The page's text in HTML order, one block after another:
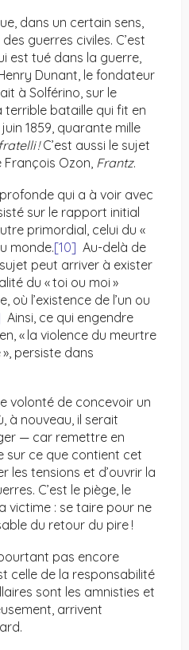
dans un certain sens,
guerres civiles. C’est
est tué dans la guerre,
Dunant, le fondateur
à Solférino, sur le
bataille qui fit en
1859, quarante mille
!C’est aussi le sujet
Ozon, Frantz.
qui a à voir avec
sur le rapport initial
primordial, celui du «
monde.[10] Au-delà de
peut arriver à exister
du « toi ou moi »
où l’existence de l’un ou
Ainsi, ce qui engendre
« la violence du meurtre
persiste dans
volonté de concevoir un
à nouveau, il serait
— car remettre en
sur ce que contient cet
les tensions et d’ouvrir la
C’est le piège, le
victime : se taire pour ne
du retour du pire !
pas encore
celle de la responsabilité
sont les amnisties et
arrivent